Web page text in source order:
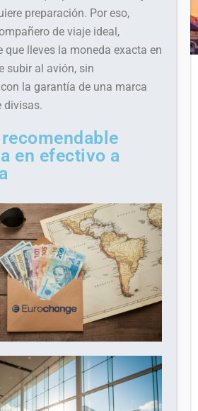
preparación. Por eso,
de viaje ideal,
que lleves la moneda exacta en
subir al avión, sin
la garantía de una marca
divisas.
en efectivo a